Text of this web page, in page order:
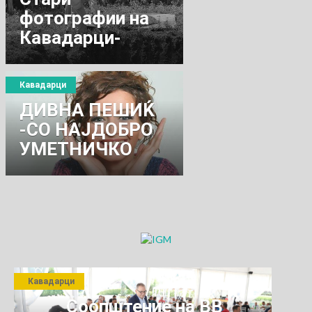
фотографии на
Кавадарци-
Младински дом
ДИВНА ПЕШИЌ
-СО НАЈДОБРО
УМЕТНИЧКО
ДЕЛО ВО
Кавадарци
Соопштение на ВВ
Кавадарци